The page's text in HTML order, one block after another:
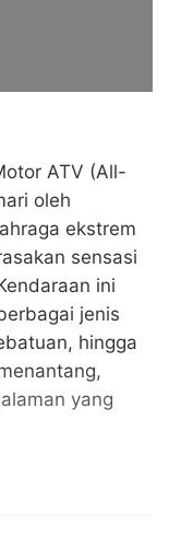
ATV (All-
oleh
ekstrem
sensasi
ini
jenis
hingga
yang